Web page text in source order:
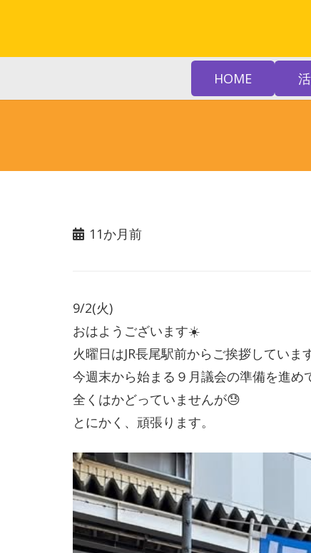
HOME
11か月前
9/2(火)
おはようございます☀️
火曜日はJR長尾駅前からご挨拶しています
今週末から始まる９月議会の準備を進め
全くはかどっていませんが😓
とにかく、頑張ります。